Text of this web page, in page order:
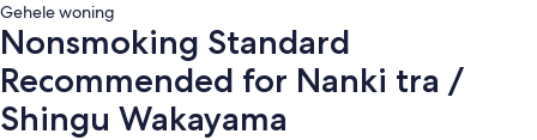
Gehele woning
Nonsmoking Standard
Recommended for Nanki tra /
Shingu Wakayama